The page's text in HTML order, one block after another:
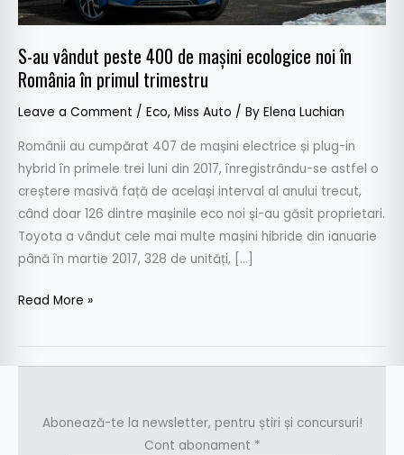
S-au vândut peste 400 de mașini ecologice noi în
România în primul trimestru
Leave a Comment / Eco, Miss Auto / By Elena Luchian
Românii au cumpărat 407 de mașini electrice și plug-in
hybrid în primele trei luni din 2017, înregistrându-se astfel o
creștere masivă față de același interval al anului trecut,
când doar 126 dintre mașinile eco noi și-au găsit proprietari.
Toyota a vândut cele mai multe mașini hibride din ianuarie
până în martie 2017, 328 de unități, […]
ecologice
în
România
primul
trimestru
Read More »
Abonează-te la newsletter, pentru știri și concursuri!
Cont abonament *